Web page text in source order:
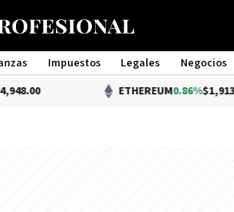
Impuestos Legales Negocios
Management
0.86%$1,913.96